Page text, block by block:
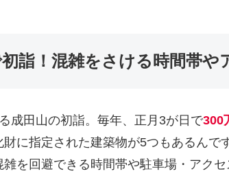
詣！混雑をさける時間帯や
成田山の初詣。毎年、正月3が日で300
に指定された建築物が5つもあるんで
を回避できる時間帯や駐車場・アク